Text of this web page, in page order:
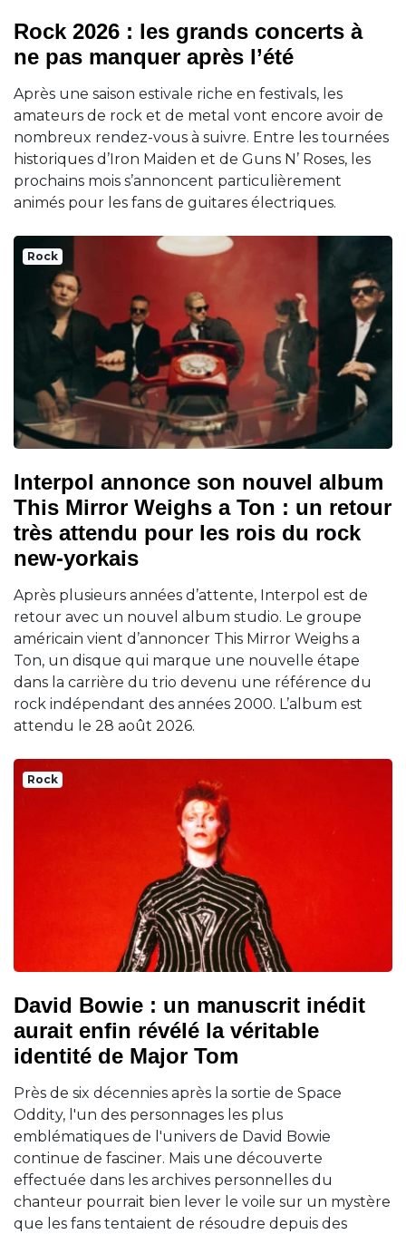
Rock 2026 : les grands concerts à
ne pas manquer après l’été
Après une saison estivale riche en festivals, les
amateurs de rock et de metal vont encore avoir de
nombreux rendez-vous à suivre. Entre les tournées
historiques d’Iron Maiden et de Guns N’ Roses, les
prochains mois s’annoncent particulièrement
animés pour les fans de guitares électriques.
Rock
Interpol annonce son nouvel album
This Mirror Weighs a Ton : un retour
très attendu pour les rois du rock
new-yorkais
Après plusieurs années d’attente, Interpol est de
retour avec un nouvel album studio. Le groupe
américain vient d’annoncer This Mirror Weighs a
Ton, un disque qui marque une nouvelle étape
dans la carrière du trio devenu une référence du
rock indépendant des années 2000. L’album est
attendu le 28 août 2026.
Rock
David Bowie : un manuscrit inédit
aurait enfin révélé la véritable
identité de Major Tom
Près de six décennies après la sortie de Space
Oddity, l'un des personnages les plus
emblématiques de l'univers de David Bowie
continue de fasciner. Mais une découverte
effectuée dans les archives personnelles du
chanteur pourrait bien lever le voile sur un mystère
que les fans tentaient de résoudre depuis des